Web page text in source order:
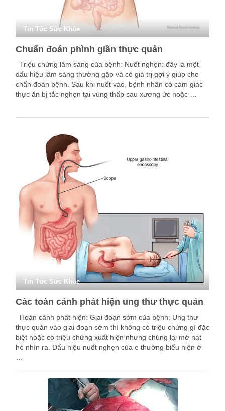
Tin Tức Sức Khỏe
Chuẩn đoán phình giãn thực quản
Triệu chứng lâm sàng của bệnh: Nuốt nghẹn: đây là một
dấu hiệu lâm sàng thường gặp và có giá trị gợi ý giúp cho
chẩn đoán bệnh. Sau khi nuốt vào, bệnh nhân có cảm giác
thực ăn bị tắc nghẹn tại vùng thấp sau xương ức hoặc …
Tin Tức Sức Khỏe
Các toàn cảnh phát hiện ung thư thực quản
Hoàn cảnh phát hiện: Giai đoạn sớm của bệnh: Ung thư
thực quản vào giai đoạn sớm thì không có triệu chứng gì đặc
biệt hoặc có triệu chứng xuất hiện nhưng chúng lại mờ nạt
hó nhìn ra. Dấu hiệu nuốt nghẹn của e thường biểu hiện ở